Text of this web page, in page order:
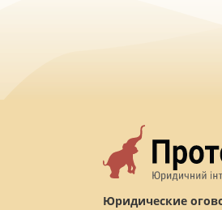
Юридические